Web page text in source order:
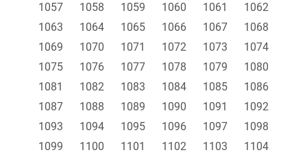
1057
1058 1059 1060 1061
1062
1063
1064 1065 1066 1067
1068
1069
1070 1071 1072 1073
1074
1075
1076 1077 1078 1079
1080
1081
1082 1083 1084 1085
1086
1087
1088 1089 1090 1091
1092
1093
1094 1095 1096 1097
1098
1099
1100 1101 1102 1103
1104